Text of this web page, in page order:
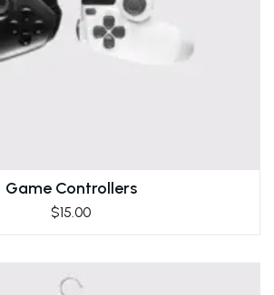
Game Controllers
$15.00